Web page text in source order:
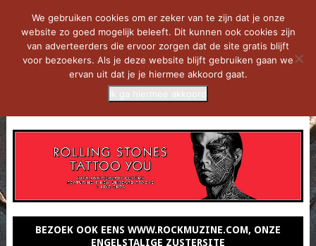
BEZOEK OOK EENS WWW.ROCKMUZINE.COM, ONZE
ENGELSTALIGE ZUSTERSITE
We gebruiken cookies om er zeker van te zijn dat je onze
website zo goed mogelijk beleeft. Dit kunnen ook cookies zijn
van adverteerders die ervoor zorgen dat de site gratis blijft
voor bezoekers. Als je deze website blijft gebruiken gaan we
ervan uit dat je je hiermee akkoord gaat.
Ik ga hiermee akkoord